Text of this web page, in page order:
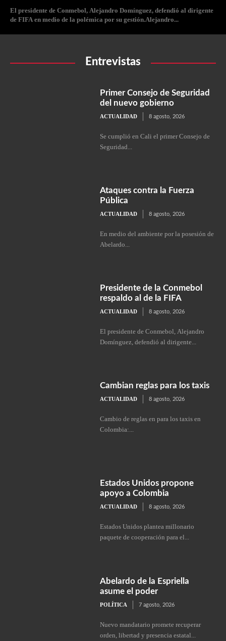
El presidente de Conmebol, Alejandro Domínguez, defendió al dirigente
de FIFA en medio de la polémica por su gestión.Alejandro...
Entrevistas
Primer Consejo de Seguridad
del nuevo gobierno
ACTUALIDAD 8 agosto, 2026
Se cumplió en Cali el primer Consejo de
Seguridad...
Ataques contra la Fuerza
Pública
ACTUALIDAD 8 agosto, 2026
En medio del ambiente por la posesión de
Abelardo...
Presidente de la Conmebol
respaldo al de la FIFA
ACTUALIDAD 8 agosto, 2026
El presidente de Conmebol, Alejandro
Domínguez, defendió al dirigente...
Cambian reglas para los taxis
ACTUALIDAD 8 agosto, 2026
Cambio de reglas en para los taxis en
Colombia:...
Estados Unidos propone
apoyo a Colombia
ACTUALIDAD 8 agosto, 2026
Estados Unidos plantea millonario
paquete de cooperación para el...
Abelardo de la Espriella
asume el poder
POLÍTICA 7 agosto, 2026
Nuevo mandatario promete recuperar
orden, libertad y presencia estatal...